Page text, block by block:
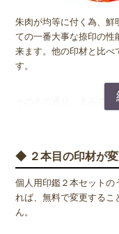
朱肉が均等に付く為、鮮
ての一番大事な捺印の性
来ます。他の印材と比べ
す。
その名の通り、まるで
拭き等）で優しく拭い取
◆ チタンは金属ア
◆ ２本目の印材が
個人用印鑑２本セットの
れば、無料で変更するこ
ん。